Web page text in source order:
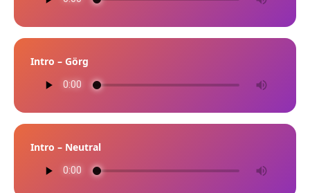
Intro – Görg
Intro – Neutral